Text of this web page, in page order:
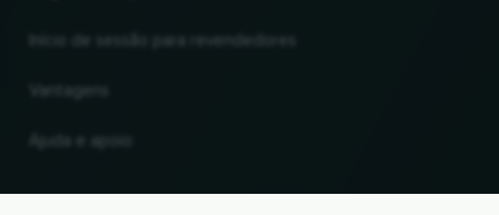
Vantagens
Ajuda e apoio